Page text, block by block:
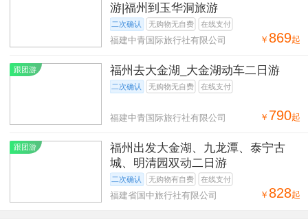
游|福州到玉华洞旅游
二次确认 无购物无自费 在线支付
￥ 869起
福建中青国际旅行社有限公司
跟团游 福州去大金湖_大金湖动车二日游
二次确认 无购物无自费 在线支付
￥ 790起
福建中青国际旅行社有限公司
跟团游
福州出发大金湖、九龙潭、泰宁古
城、明清园双动二日游
二次确认 无购物有自费 在线支付
￥ 828起
福建省国中旅行社有限公司